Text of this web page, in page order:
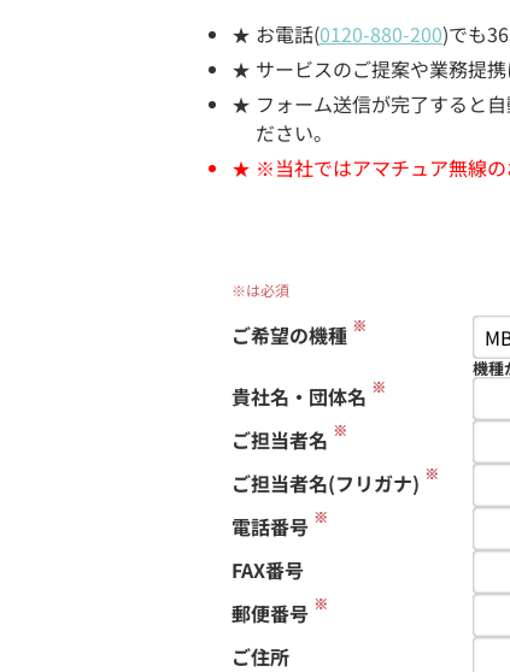
お電話(0120-880-200)でも
サービスのご提案や業務提
フォーム送信が完了すると
ださい。
※当社ではアマチュア無線の
※は必須
ご希望の機種 ※
機種
貴社名・団体名 ※
ご担当者名 ※
ご担当者名(フリガナ) ※
電話番号 ※
FAX番号
郵便番号 ※
ご住所